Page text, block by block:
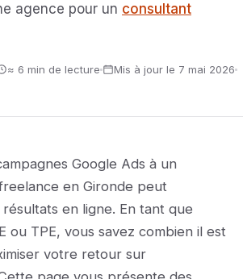
agence pour un consultant
≈ 6 min de lecture
Mis à jour le 7 mai 2026
Google Ads à un
en Gironde peut
en ligne. En tant que
ou TPE, vous savez combien il est
votre retour sur